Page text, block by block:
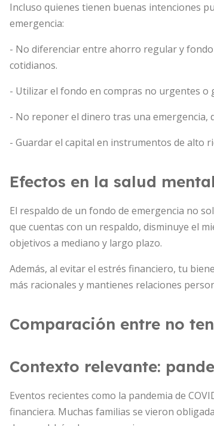
Incluso quienes tienen buenas intenciones
emergencia:
- No diferenciar entre ahorro regular y
cotidianos.
- Utilizar el fondo en compras no urgentes o
- No reponer el dinero tras una emergencia,
- Guardar el capital en instrumentos de alto
Efectos en la salud
El respaldo de un fondo de emergencia no
que cuentas con un respaldo, disminuye el
objetivos a mediano y largo plazo.
Además, al evitar el estrés financiero, tu
más racionales y mantienes relaciones
Comparación entre no
Contexto relevante:
Eventos recientes como la pandemia de
financiera. Muchas familias se vieron